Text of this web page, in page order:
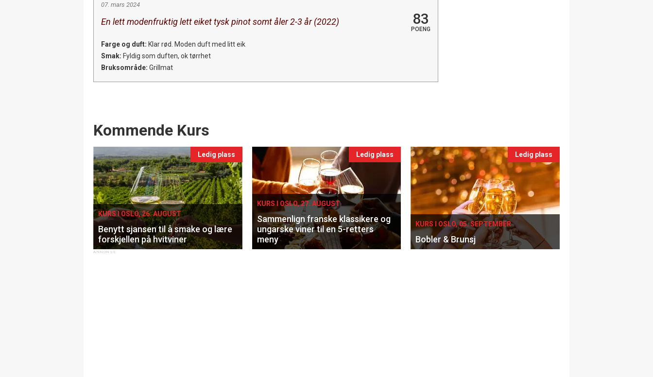
07. mars 2024
En lett modenfruktig lett eiket tysk pinot somt åler 2-3 år (2022) 83
POENG
Farge og duft: Klar rød. Moden duft med litt eik
Smak: Fyldig som duften, ok tørrhet
Bruksområde: Grillmat
Events
Kommende Kurs
Ledig plass
KURS I OSLO, 26. AUGUST
Benytt sjansen til å smake og lære
forskjellen på hvitviner
Ledig plass
KURS I OSLO, 27. AUGUST
Sammenlign franske klassikere og
ungarske viner til en 5-retters
meny
Ledig plass
KURS I OSLO, 05. SEPTEMBER
Bobler & Brunsj